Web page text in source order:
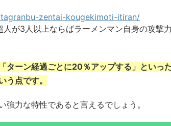
zentai-kougekimoti-itiran/
人が3人以上ならばラーメンマン自身の攻撃
ターン経過ごとに20％アップする」といっ
う点です。
強力な特性であると言えるでしょう。